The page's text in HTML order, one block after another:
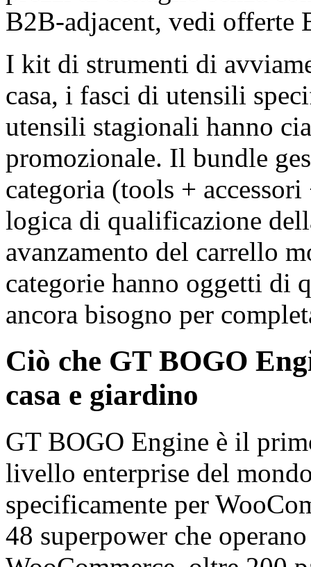
B2B-adjacent, vedi offerte
I kit di strumenti di
casa, i fasci di utensili
utensili stagionali hanno
promozionale. Il bundle
categoria (tools +
logica di qualificazione
avanzamento del carrello
categorie hanno oggetti di
ancora bisogno per
Ciò che GT BOGO
casa e giardino
GT BOGO Engine è il
livello enterprise del
specificamente per
48 superpower che